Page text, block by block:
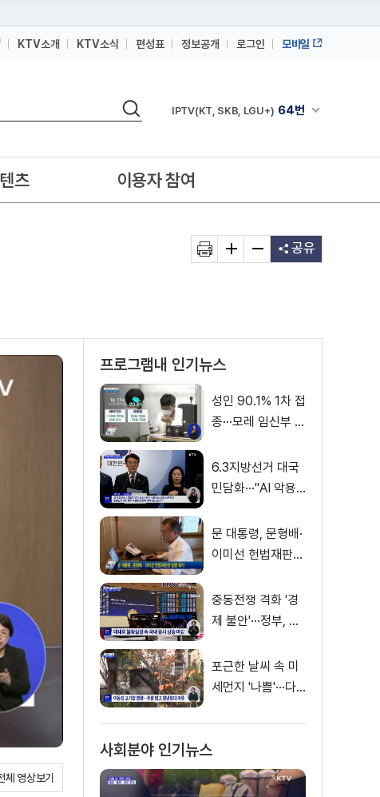
KTV소개 KTV소식 편성표 정보공개 로그인 모바일
검색 채널안내 펼쳐
스카이라이프 164번
스카이라이프 164번
스카이라이프
츠 이용자 참여
공유
체 영상보기
프로그램내 인기뉴스
성인 90.1% 1차 접
종···모레 임신부 사
6.3지방선거 대국
민담화···"AI 악용
문 대통령, 문형배·
이미선 헌법재판관
중동전쟁 격화 '경
제 불안'···정부, 금
소화
포근한 날씨 속 미
세먼지 '나쁨'···다
사회분야 인기뉴스